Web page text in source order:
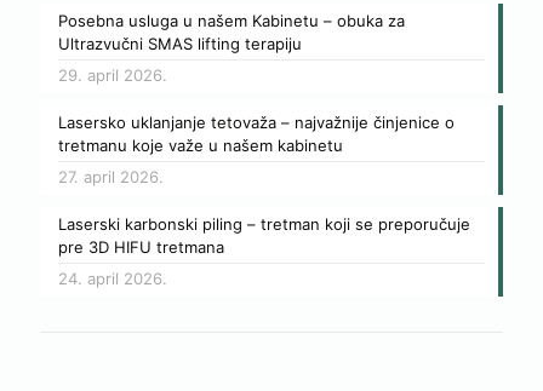
Posebna usluga u našem Kabinetu – obuka za
Ultrazvučni SMAS lifting terapiju
29. april 2026.
Lasersko uklanjanje tetovaža – najvažnije činjenice o
tretmanu koje važe u našem kabinetu
27. april 2026.
Laserski karbonski piling – tretman koji se preporučuje
pre 3D HIFU tretmana
24. april 2026.